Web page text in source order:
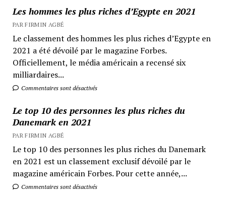
Les hommes les plus riches d’Egypte en 2021
PAR FIRMIN AGBÉ
Le classement des hommes les plus riches d’Egypte en
2021 a été dévoilé par le magazine Forbes.
Officiellement, le média américain a recensé six
milliardaires...
Commentaires sont désactivés
Le top 10 des personnes les plus riches du
Danemark en 2021
PAR FIRMIN AGBÉ
Le top 10 des personnes les plus riches du Danemark
en 2021 est un classement exclusif dévoilé par le
magazine américain Forbes. Pour cette année,...
Commentaires sont désactivés